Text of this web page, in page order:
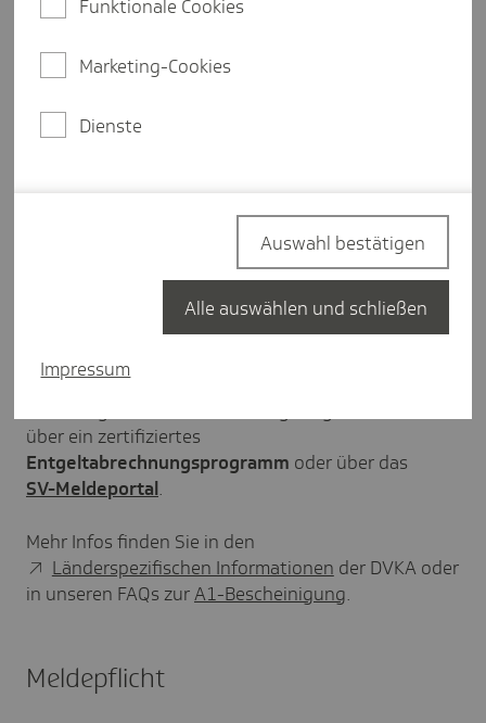
Arbeitsplätze geschaffen wurden. Bei
Mitarbeitende im Vorfeld bei den Behörden
Sozialversicherung
Wenn Sie Mitarbeitende in ein Land mit einer
entsenden, gilt deutsches
Sozialversicherungsrecht weiter - sofern die
Voraussetzungen zurAusstrahlungerfüllt werden.
Beantragen Sie vorab die A1-Bescheinigung beim
über ein zertifiziertes
Entgeltabrechnungsprogramm oder über das
SV-Meldeportal.
Mehr Infos finden Sie in den
Länderspezifischen Informationen der DVKA oder
in unseren FAQs zurA1-Bescheinigung.
Meldepflicht
Funktionale Cookies
Marketing-Cookies
Dienste
Impressum
Auswahl bestätigen
Alle auswählen und schließen